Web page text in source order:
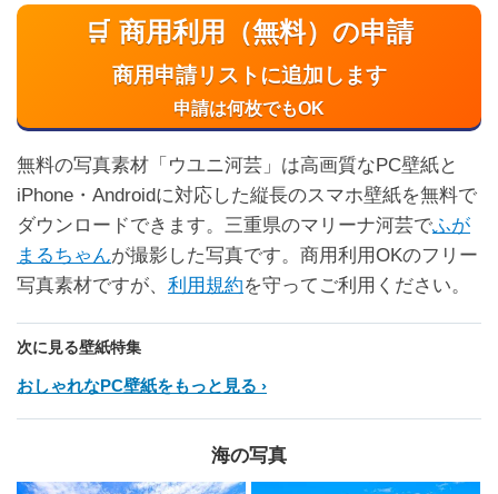
🛒 商用利用（無料）の申請
商用申請リストに追加します
申請は何枚でもOK
無料の写真素材「ウユニ河芸」は高画質なPC壁紙と
iPhone・Androidに対応した縦長のスマホ壁紙を無料で
ダウンロードできます。三重県のマリーナ河芸でふが
まるちゃんが撮影した写真です。商用利用OKのフリー
写真素材ですが、 利用規約を守ってご利用ください。
次に見る壁紙特集
おしゃれなPC壁紙をもっと見る
海の写真